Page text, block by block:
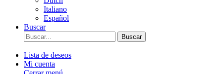
Italiano
Español
Buscar
Buscar
Lista de deseos
Mi cuenta